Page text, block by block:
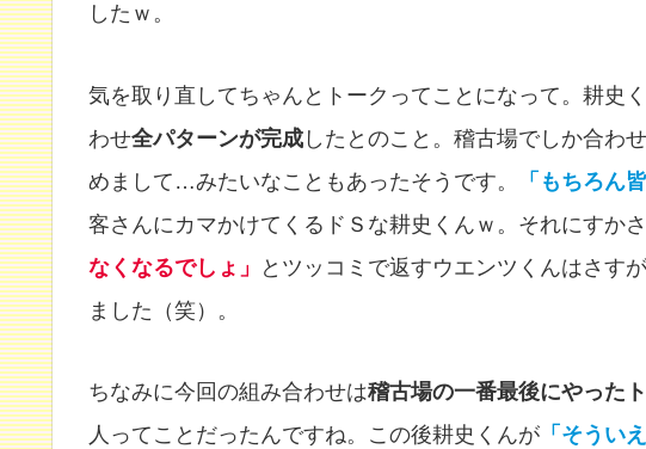
したｗ。
気を取り直してちゃんとトークってことになって。耕史
わせ全パターンが完成 したとのこと。稽古場でしか合わ
めまして…みたいなこともあったそうです。
「もちろん
客さんにカマかけてくるドＳな耕史くんｗ。それにすか
なくなるでしょ」
とツッコミで返すウエンツくんはさす
ました（笑）。
ちなみに今回の組み合わせは稽古場の一番最後にやった
人ってことだったんですね。この後耕史くんが 「そうい